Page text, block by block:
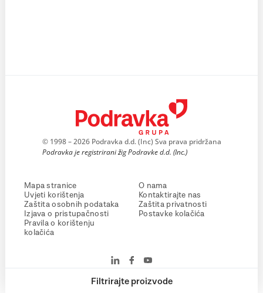
Filtrirajte proizvode
© 1998 – 2026 Podravka d.d. (Inc) Sva prava pridržana
Podravka je registrirani žig Podravke d.d. (Inc.)
Mapa stranice
Uvjeti korištenja
Zaštita osobnih podataka
Izjava o pristupačnosti
Pravila o korištenju
kolačića
O nama
Kontaktirajte nas
Zaštita privatnosti
Postavke kolačića